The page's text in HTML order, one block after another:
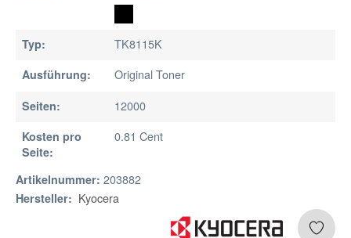
Typ: TK8115K
Ausführung: Original Toner
Seiten: 12000
Kosten pro
Seite:
0.81 Cent
Artikelnummer: 203882
Hersteller: Kyocera